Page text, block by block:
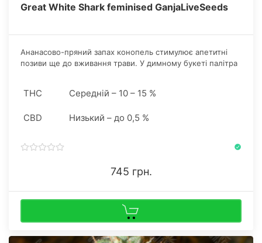
Great White Shark feminised GanjaLiveSeeds
Ананасово-пряний запах конопель стимулює апетитні
позиви ще до вживання трави. У димному букеті палітра
THC Середній – 10 – 15 %
CBD Низький – до 0,5 %
745 грн.